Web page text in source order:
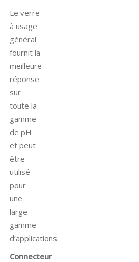
Le verre
à usage
général
fournit la
meilleure
réponse
sur
toute la
gamme
de pH
et peut
être
utilisé
pour
une
large
gamme
d’applications.
Connecteur